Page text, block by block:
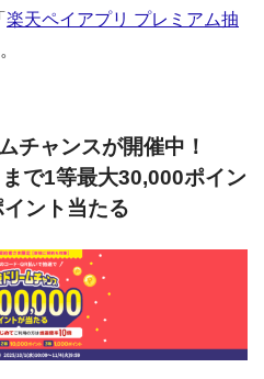
楽天ペイアプリ プレミアム抽
チャンスが開催中！
で1等最大30,000ポイン
ント当たる